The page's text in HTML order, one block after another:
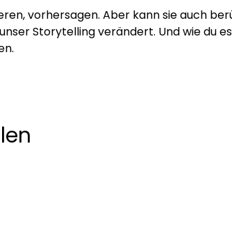
vorhersagen. Aber kann sie auch
Storytelling verändert. Und wie du